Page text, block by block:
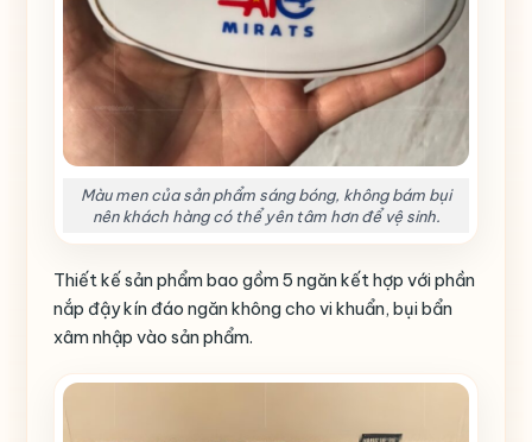
Màu men của sản phẩm sáng bóng, không bám bụi
nên khách hàng có thể yên tâm hơn để vệ sinh.
Thiết kế sản phẩm bao gồm 5 ngăn kết hợp với phần
nắp đậy kín đáo ngăn không cho vi khuẩn, bụi bẩn
xâm nhập vào sản phẩm.